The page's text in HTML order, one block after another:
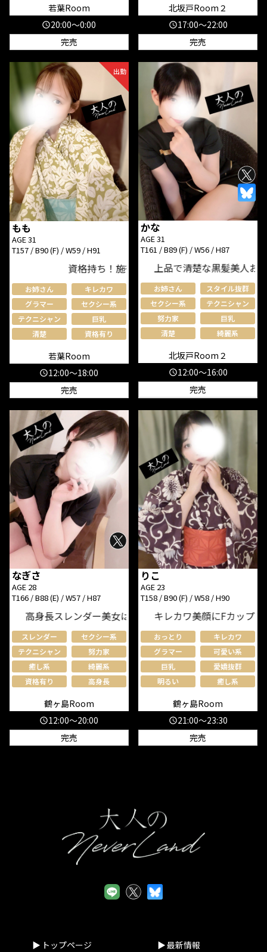
若葉Room
schedule20:00～0:00
完売
北坂戸Room２
schedule17:00～22:00
完売
出勤
もも
AGE 31
T157 / B90 (F) / W59 / H91
資格持ち！施術上手の愛人系セラピスト♪
お姉さん
キレカワ
グラマー
セクシー系
テクニシャン
巨乳
清楚
資格有り
若葉Room
schedule12:00～18:00
完売
かな
AGE 31
T161 / B89 (F) / W56 / H87
上品で清楚な黒髪美人お姉さ
お姉さん
スタイル抜群
セクシー系
テクニシャン
努力家
巨乳
清楚
綺麗系
北坂戸Room２
schedule12:00～16:00
完売
なぎさ
AGE 28
T166 / B88 (E) / W57 / H87
高身長スレンダー美女は施術も♪
スレンダー
セクシー系
テクニシャン
努力家
癒し系
綺麗系
資格有り
高身長
鶴ヶ島Room
schedule12:00～20:00
完売
りこ
AGE 23
T158 / B90 (F) / W58 / H90
キレカワ美顔にFカップの癒し
おっとり
キレカワ
グラマー
可愛い系
巨乳
愛嬌抜群
明るい
癒し系
鶴ヶ島Room
schedule21:00～23:30
完売
トップページ 最新情報